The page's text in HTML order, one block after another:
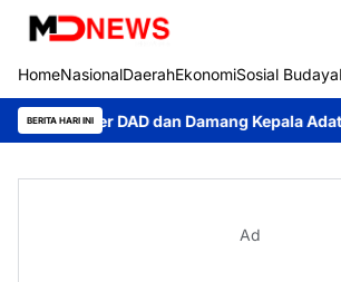
HomeNasionalDaerahEkonomiSosial Budaya
BERITA HARI INI
DAD dan Damang Kepala Adat se-Murung
Ad